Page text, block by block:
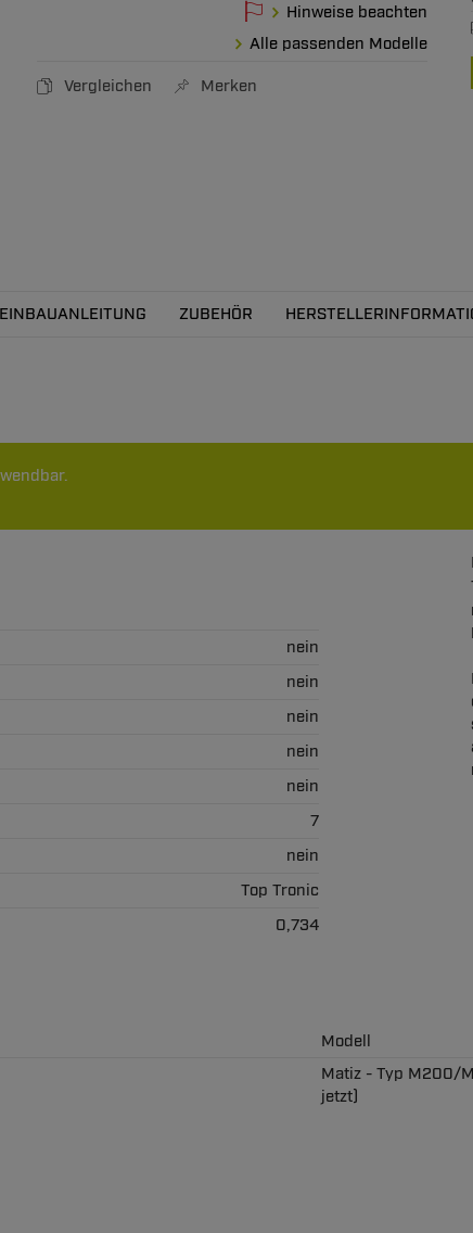
Hinweise beachten
Alle passenden Modelle
Vergleichen Merken
EINBAUANLEITUNG ZUBEHÖR
nein
nein
nein
nein
nein
7
nein
Top Tronic
0,734
Modell
Matiz - Typ M200/
jetzt)